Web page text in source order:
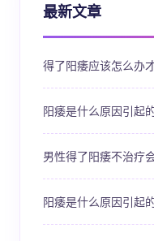
最新文章
得了阳痿应该怎么办
阳痿是什么原因引起
男性得了阳痿不治疗
阳痿是什么原因引起